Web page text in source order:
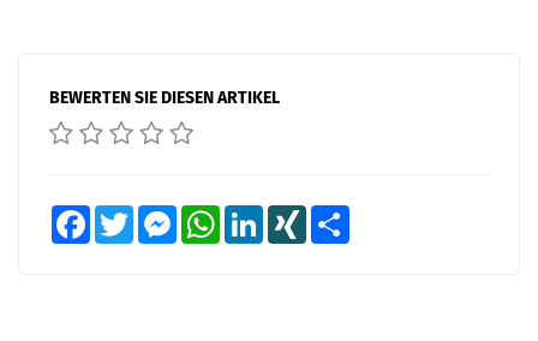
BEWERTEN SIE DIESEN ARTIKEL
FacebookTwitter MessengerWhatsAppLinkedInXING